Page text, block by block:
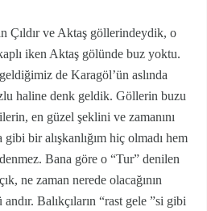
Çıldır ve Aktaş göllerindeydik, o
iken Aktaş gölünde buz yoktu.
de Karagöl’ün aslında
haline denk geldik. Göllerin buzu
en güzel şeklini ve zamanını
bir alışkanlığım hiç olmadı hem
Bana göre o “Tur” denilen
ne zaman nerede olacağının
Balıkçıların “rast gele ”si gibi